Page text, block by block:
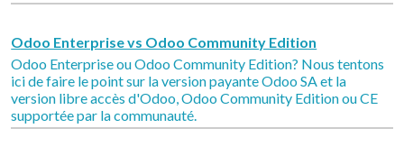
Odoo Enterprise vs Odoo Community Edition
Odoo Enterprise ou Odoo Community Edition? Nous tentons
ici de faire le point sur la version payante Odoo SA et la
version libre accès d'Odoo, Odoo Community Edition ou CE
supportée par la communauté.